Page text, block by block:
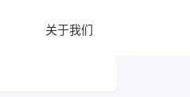
关于我们